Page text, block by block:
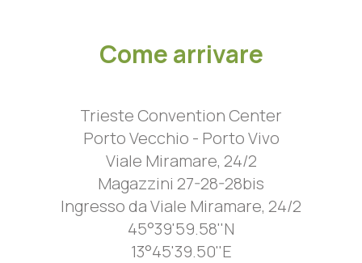
Come arrivare
Trieste Convention Center
Porto Vecchio - Porto Vivo
Viale Miramare, 24/2
Magazzini 27-28-28bis
Ingresso da Viale Miramare, 24/2
45°39'59.58''N
13°45'39.50''E